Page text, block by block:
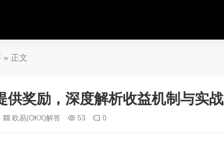
» 正文
供奖励，深度解析收益机制与实
欧易(OKX)解答 53 0